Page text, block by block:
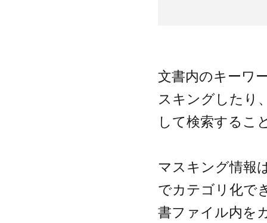
文書内のキーワ
スキングしたり
して検索するこ
マスキング情報
でカテゴリ化で
書ファイル内を